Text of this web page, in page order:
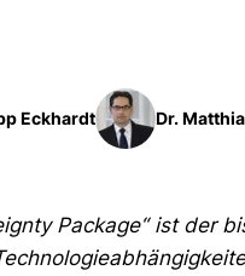
Eckhardt Dr.
Package“ ist der